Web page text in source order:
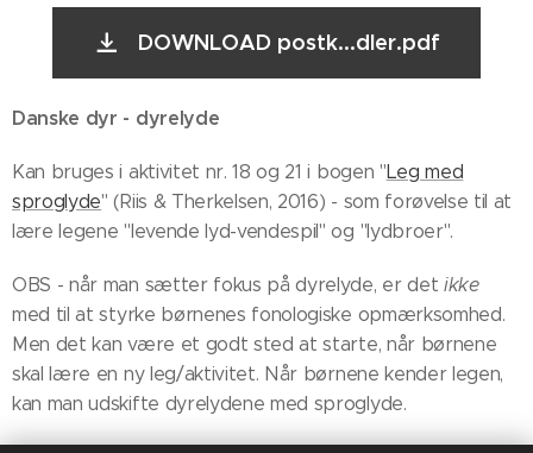
DOWNLOAD postk...dler.pdf
Danske dyr - dyrelyde
Kan bruges i aktivitet nr. 18 og 21 i bogen "Leg med
sproglyde" (Riis & Therkelsen, 2016) - som forøvelse til at
lære legene "levende lyd-vendespil" og "lydbroer".
OBS - når man sætter fokus på dyrelyde, er det ikke
med til at styrke børnenes fonologiske opmærksomhed.
Men det kan være et godt sted at starte, når børnene
skal lære en ny leg/aktivitet. Når børnene kender legen,
kan man udskifte dyrelydene med sproglyde.